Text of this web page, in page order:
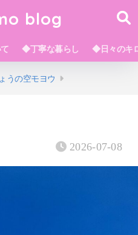
blog
◆丁寧な暮らし ◆日々のキ
うの空モヨウ
2026-07-08